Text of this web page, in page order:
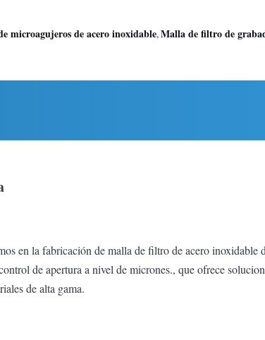
microagujeros de acero inoxidable,Malla de filtro de
en la fabricación de malla de filtro de acero inoxidable
de apertura a nivel de micrones., que ofrece
de alta gama.